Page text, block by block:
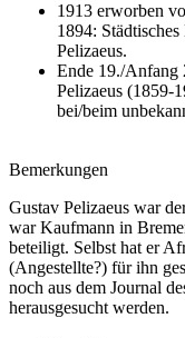
1913 erworben
1894:
Pelizaeus.
Ende 19./Anfang
Pelizaeus (1859-
bei/beim
Bemerkungen
Gustav Pelizaeus war
war Kaufmann in
beteiligt. Selbst hat er
(Angestellte?) für ihn
noch aus dem Journal
herausgesucht werden.